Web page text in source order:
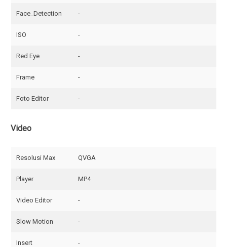
Face_Detection -
ISO -
Red Eye -
Frame -
Foto Editor -
Video
Resolusi Max QVGA
Player MP4
Video Editor -
Slow Motion -
Insert -